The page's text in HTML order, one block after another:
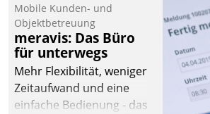
Mobile Kunden- und
Objektbetreuung
meravis: Das Büro
für unterwegs
Mehr Flexibilität, weniger
Zeitaufwand und eine
einfache Bedienung - das